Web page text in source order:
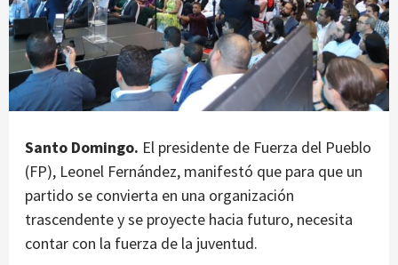
Santo Domingo. El presidente de Fuerza del Pueblo
(FP), Leonel Fernández, manifestó que para que un
partido se convierta en una organización
trascendente y se proyecte hacia futuro, necesita
contar con la fuerza de la juventud.